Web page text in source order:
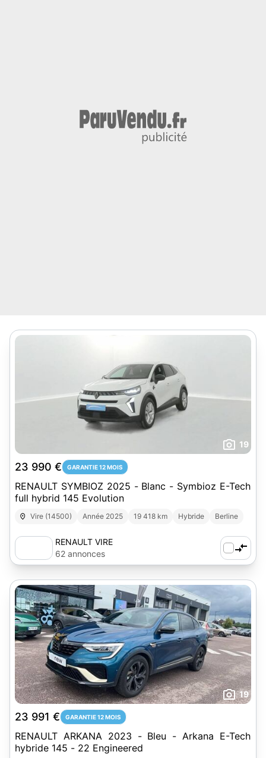
19
23 990 € GARANTIE 12 MOIS
RENAULT SYMBIOZ 2025 - Blanc - Symbioz E-Tech
full hybrid 145 Evolution
Vire (14500) Année 2025 19 418 km Hybride Berline
RENAULT VIRE
62 annonces
19
23 991 € GARANTIE 12 MOIS
RENAULT ARKANA 2023 - Bleu - Arkana E-Tech
hybride 145 - 22 Engineered